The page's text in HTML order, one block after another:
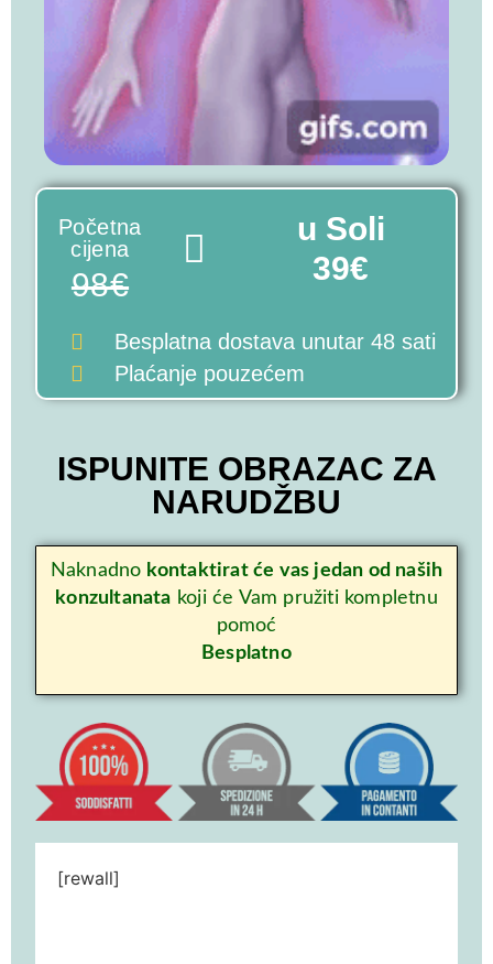
Početna
cijena
98€
u Soli
39€
Besplatna dostava unutar 48 sati
Plaćanje pouzećem
ISPUNITE OBRAZAC ZA
NARUDŽBU
Naknadno kontaktirat će vas jedan od naših
konzultanata koji će Vam pružiti kompletnu
pomoć
Besplatno
[rewall]